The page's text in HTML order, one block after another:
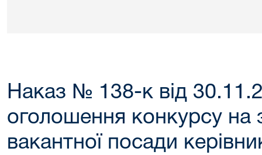
Наказ № 138-к від
оголошення конкурсу на
вакантної посади